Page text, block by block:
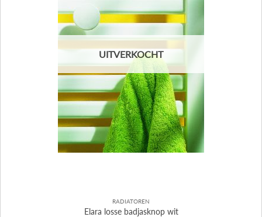
UITVERKOCHT
RADIATOREN
Elara losse badjasknop wit